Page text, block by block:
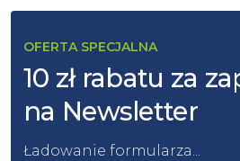
OFERTA SPECJALNA
10 zł rabatu za
na Newsletter
Ładowanie formularza...